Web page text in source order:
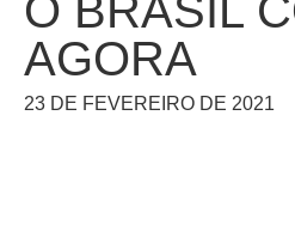
O BRASIL
AGORA
23 DE FEVEREIRO DE 2021